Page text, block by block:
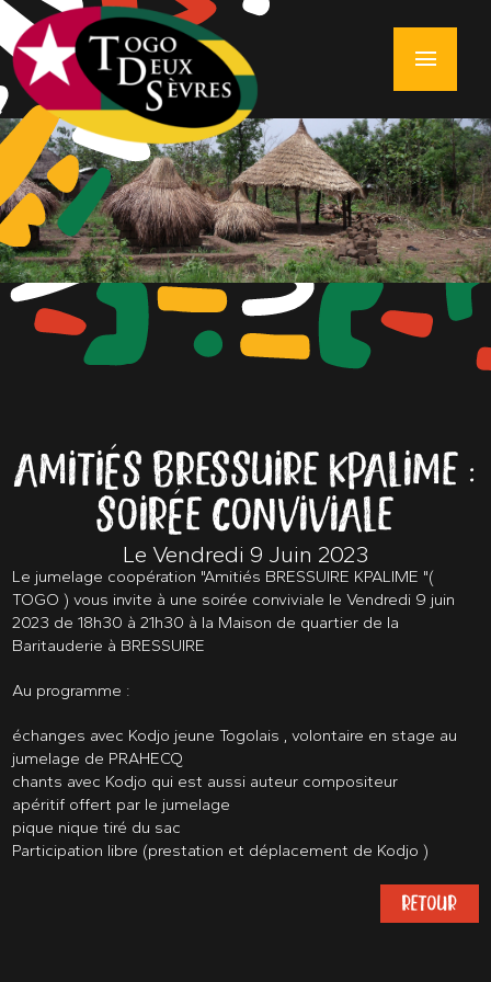
menu
AMITIÉS BRESSUIRE KPALIME :
SOIRÉE CONVIVIALE
Le Vendredi 9 Juin 2023
Le jumelage coopération "Amitiés BRESSUIRE KPALIME "(
TOGO ) vous invite à une soirée conviviale le Vendredi 9 juin
2023 de 18h30 à 21h30 à la Maison de quartier de la
Baritauderie à BRESSUIRE
Au programme :
échanges avec Kodjo jeune Togolais , volontaire en stage au
jumelage de PRAHECQ
chants avec Kodjo qui est aussi auteur compositeur
apéritif offert par le jumelage
pique nique tiré du sac
Participation libre (prestation et déplacement de Kodjo )
RETOUR